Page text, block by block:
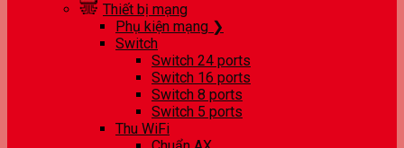
Thiết bị mạng
Phụ kiện mạng ❯
Switch
Switch 24 ports
Switch 16 ports
Switch 8 ports
Switch 5 ports
Thu WiFi